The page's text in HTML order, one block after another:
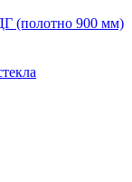
(полотно 900 мм)